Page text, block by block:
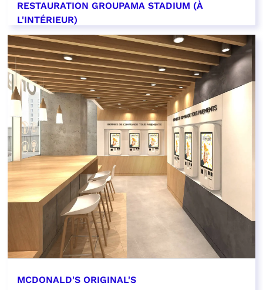
RESTAURATION GROUPAMA STADIUM (À
L'INTÉRIEUR)
EN SAVOIR PLUS
MCDONALD'S ORIGINAL'S